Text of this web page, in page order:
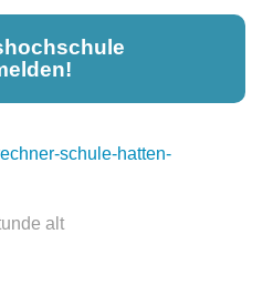
lediglich zur
und ist nicht
schule-hatten-
alt